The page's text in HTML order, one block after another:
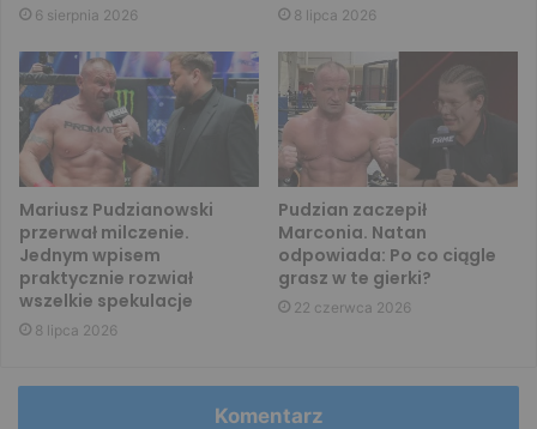
6 sierpnia 2026 8 lipca 2026
Mariusz Pudzianowski
przerwał milczenie.
Jednym wpisem
praktycznie rozwiał
wszelkie spekulacje
8 lipca 2026
Pudzian zaczepił
Marconia. Natan
odpowiada: Po co ciągle
grasz w te gierki?
22 czerwca 2026
Komentarz